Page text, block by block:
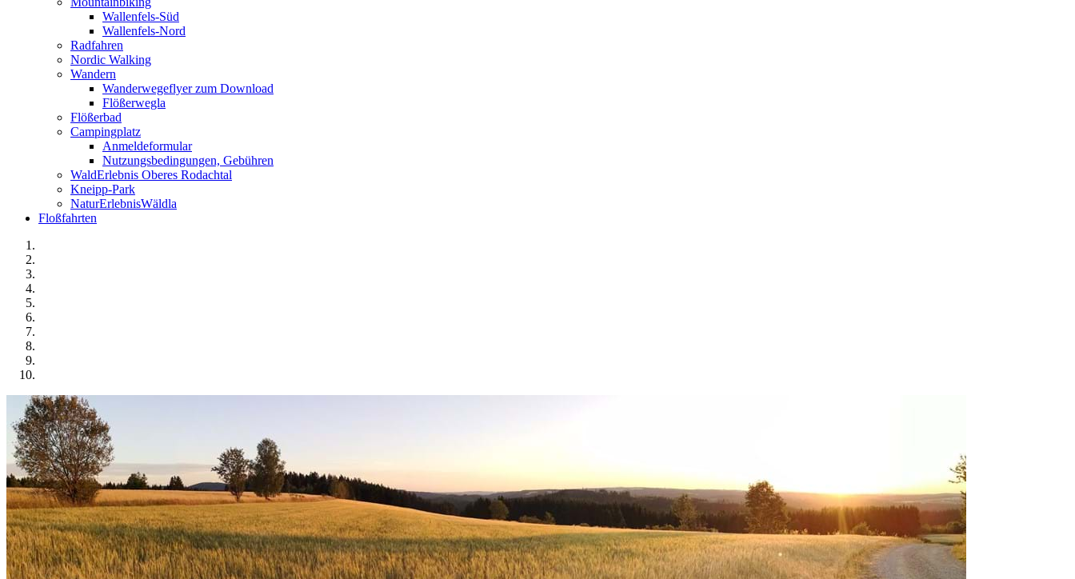
Wallenfels-Süd
Wallenfels-Nord
Radfahren
Nordic Walking
Wandern
Wanderwegeflyer zum Download
Flößerwegla
Flößerbad
Campingplatz
Anmeldeformular
Nutzungsbedingungen, Gebühren
WaldErlebnis Oberes Rodachtal
Kneipp-Park
NaturErlebnisWäldla
Floßfahrten